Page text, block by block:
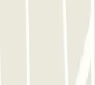
e rimani
e tante